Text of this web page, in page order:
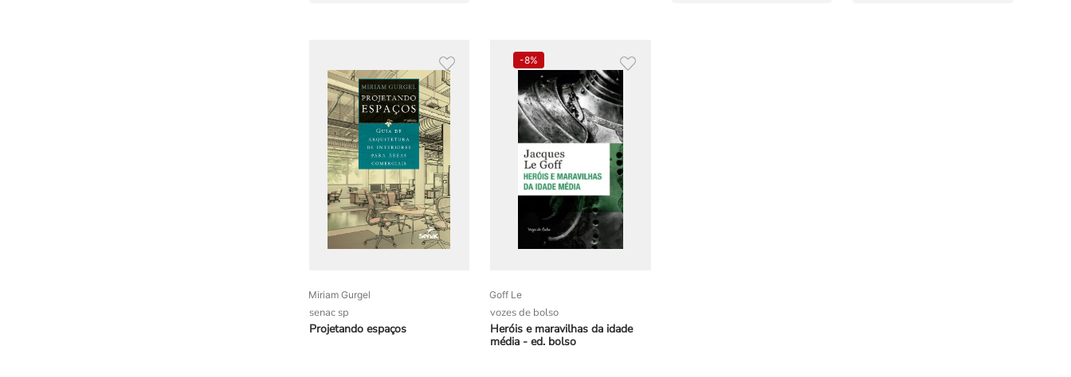
Miriam Gurgel
senac sp
Projetando espaços
-8%
Goff Le
vozes de bolso
Heróis e maravilhas da idade
média - ed. bolso